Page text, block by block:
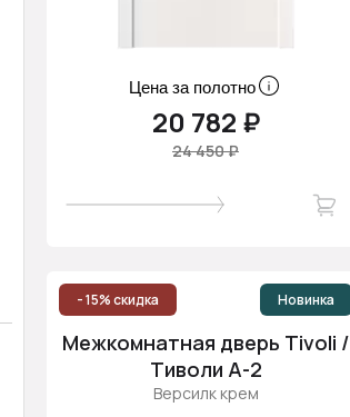
Цена за полотно
20 782 ₽
24 450 ₽
- 15% скидка Новинка
Межкомнатная дверь Tivoli /
Тиволи А-2
Версилк крем